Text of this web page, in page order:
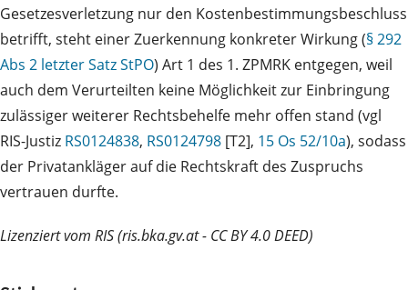
Gesetzesverletzung nur den Kostenbestimmungsbeschluss
betrifft, steht einer Zuerkennung konkreter Wirkung (§ 292
Abs 2 letzter Satz StPO) Art 1 des 1. ZPMRK entgegen, weil
auch dem Verurteilten keine Möglichkeit zur Einbringung
zulässiger weiterer Rechtsbehelfe mehr offen stand (vgl
RIS-Justiz RS0124838, RS0124798 [T2], 15 Os 52/10a), sodass
der Privatankläger auf die Rechtskraft des Zuspruchs
vertrauen durfte.
Lizenziert vom RIS (ris.bka.gv.at - CC BY 4.0 DEED)